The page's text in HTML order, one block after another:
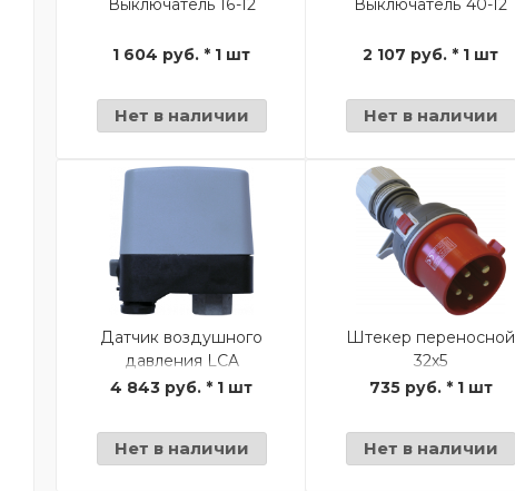
Выключатель 16-12
1 604 руб. * 1 шт
Нет в наличии
Выключатель 40-12
2 107 руб. * 1 шт
Нет в наличии
Датчик воздушного
давления LCA
4 843 руб. * 1 шт
Нет в наличии
Штекер переносной
32х5
735 руб. * 1 шт
Нет в наличии